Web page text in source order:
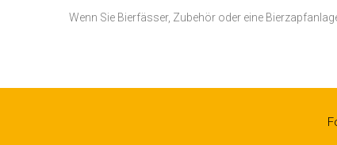
Wenn Sie Bierfässer, Zubehör oder eine